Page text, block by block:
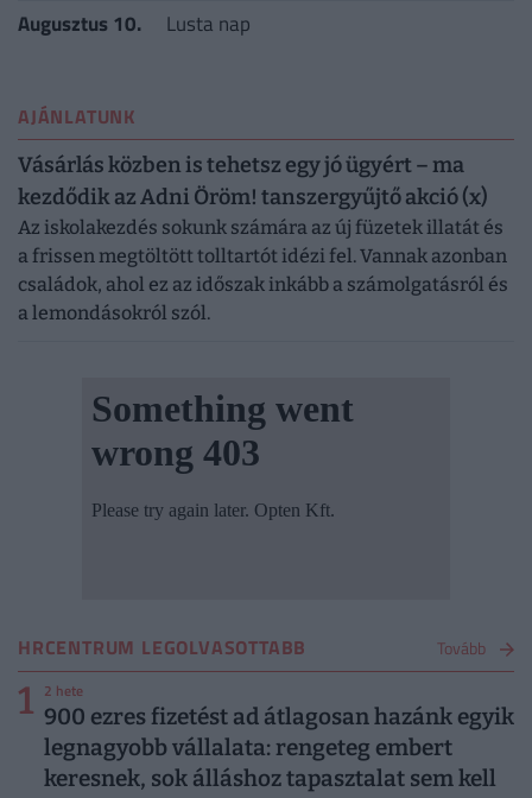
Augusztus 10.
Lusta nap
AJÁNLATUNK
Vásárlás közben is tehetsz egy jó ügyért – ma
kezdődik az Adni Öröm! tanszergyűjtő akció (x)
Az iskolakezdés sokunk számára az új füzetek illatát és
a frissen megtöltött tolltartót idézi fel. Vannak azonban
családok, ahol ez az időszak inkább a számolgatásról és
a lemondásokról szól.
HRCENTRUM LEGOLVASOTTABB Tovább
1 2 hete
900 ezres fizetést ad átlagosan hazánk egyik
legnagyobb vállalata: rengeteg embert
keresnek, sok álláshoz tapasztalat sem kell